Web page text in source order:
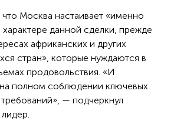
Москва настаивает «именно
данной сделки, прежде
африканских и других
стран», которые нуждаются в
продовольствия. «И
полном соблюдении ключевых
— подчеркнул